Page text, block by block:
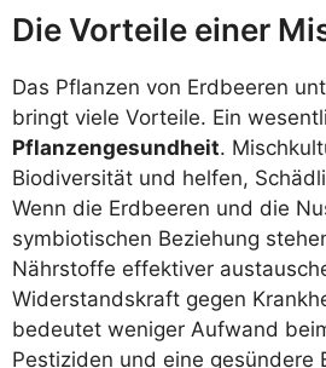
Die Vorteile einer
Das Pflanzen von Erdbeeren
bringt viele Vorteile. Ein
Pflanzengesundheit.
Biodiversität und helfen,
Wenn die Erdbeeren und die
symbiotischen Beziehung
Nährstoffe effektiver
Widerstandskraft gegen
bedeutet weniger Aufwand
Pestiziden und eine gesündere